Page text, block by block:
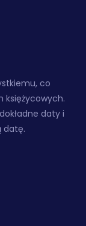
co
księżycowych.
daty i
datę.